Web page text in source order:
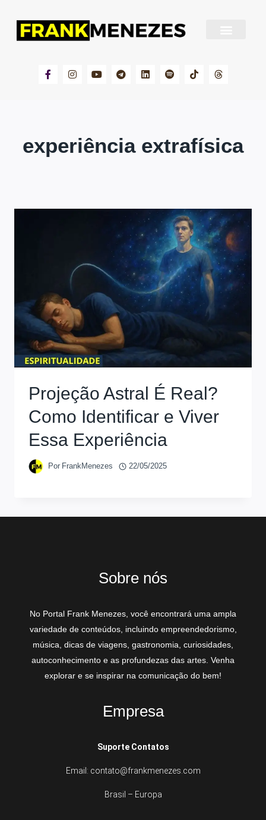
experiência extrafísica
Projeção Astral É Real?
Como Identificar e Viver
Essa Experiência
Por FrankMenezes 22/05/2025
Sobre nós
No Portal Frank Menezes, você encontrará uma ampla
variedade de conteúdos, incluindo empreendedorismo,
música, dicas de viagens, gastronomia, curiosidades,
autoconhecimento e as profundezas das artes. Venha
explorar e se inspirar na comunicação do bem!
Empresa
Suporte Contatos
Email: contato@frankmenezes.com
Brasil – Europa